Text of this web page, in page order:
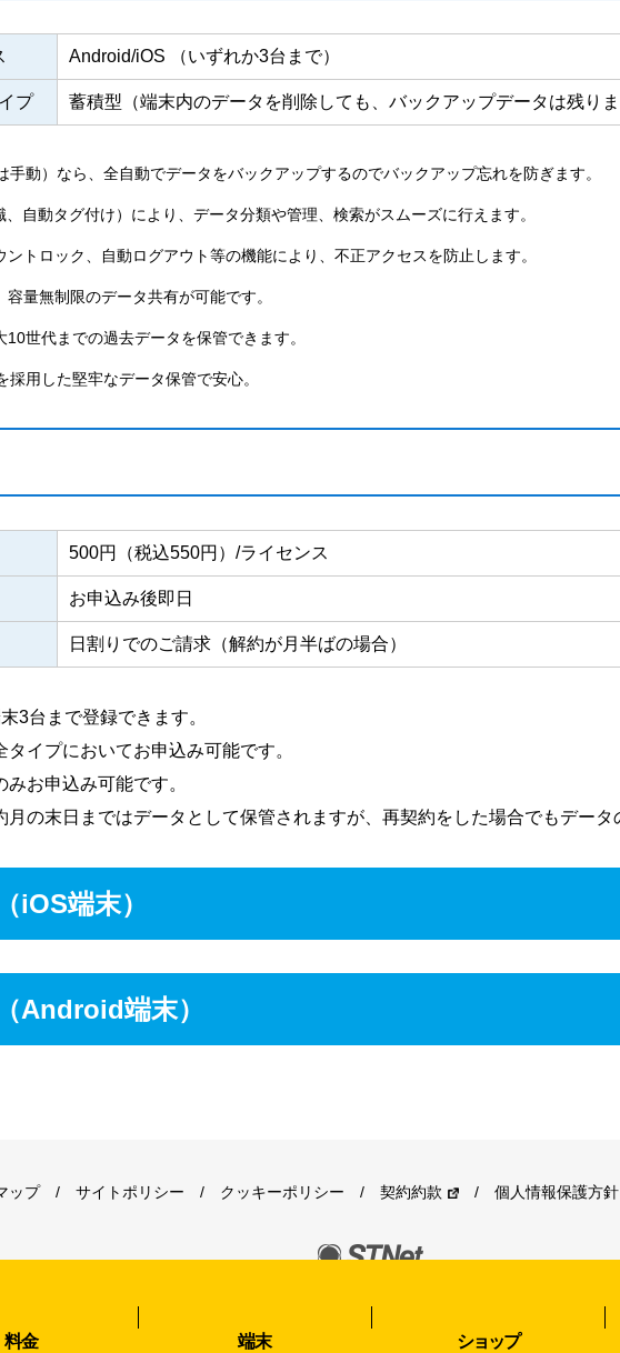
Android/iOS （いずれか3台まで）
プ 蓄積型（端末内のデータを削除しても、バックアップデータは残り
手動）なら、全自動でデータをバックアップするのでバックアップ忘れを防ぎます。
自動タグ付け）により、データ分類や管理、検索がスムーズに行えます。
ントロック、自動ログアウト等の機能により、不正アクセスを防止します。
量無制限のデータ共有が可能です。
世代までの過去データを保管できます。
採用した堅牢なデータ保管で安心。
500円（税込550円）/ライセンス
お申込み後即日
日割りでのご請求（解約が月半ばの場合）
3台まで登録できます。
イプにおいてお申込み可能です。
お申込み可能です。
の末日まではデータとして保管されますが、再契約をした場合でもデー
iOS端末）
Android端末）
料金 端末 ショップ
ップ サイトポリシー クッキーポリシー 契約約款 個人情報保護方針
copyright © STNet, Inc. All Rights Reserved.